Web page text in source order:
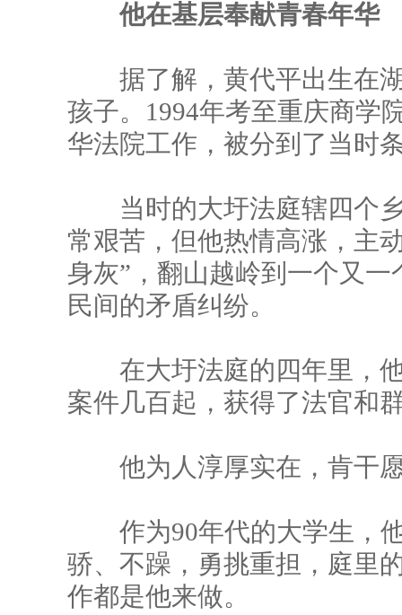
他在基层奉献青春年华
据了解，黄代平出生在湖
孩子。1994年考至重庆商学
华法院工作，被分到了当时
当时的大圩法庭辖四个乡
常艰苦，但他热情高涨，主
身灰”，翻山越岭到一个又
民间的矛盾纠纷。
在大圩法庭的四年里，他
案件几百起，获得了法官和
他为人淳厚实在，肯干愿
作为90年代的大学生，他
骄、不躁，勇挑重担，庭里
作都是他来做。